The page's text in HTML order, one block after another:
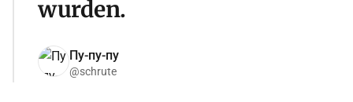
wurden.
Пу-пу-пу
@schrute